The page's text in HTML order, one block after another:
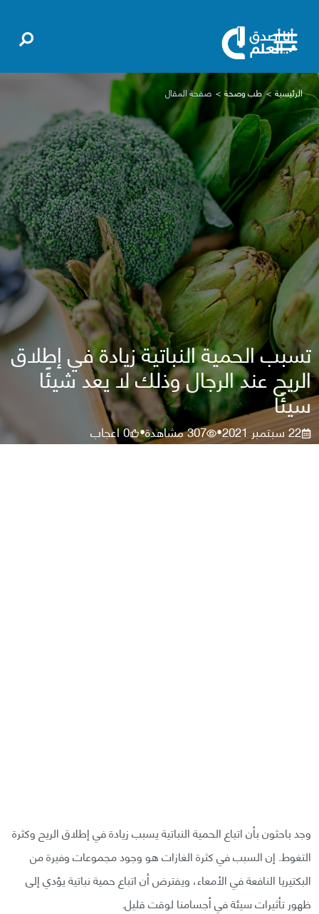
الرئيسية طب وصحة صفحة المقال
تسبب الحمية النباتية زيادة في إطلاق
الريح عند الرجال وذلك لا يعد شيئًا
سيئًا
22 سبتمبر 2021 •
307مشاهدة•
0اعجاب
وجد باحثون بأن اتباع الحمية النباتية يسبب زيادة في إطلاق الريح وكثرة
التغوط. إن السبب في كثرة الغازات هو وجود مجموعات وفيرة من
البكتيريا النافعة في الأمعاء، ويفترض أن اتباع حمية نباتية يؤدي إلى
ظهور تأثيرات سيئة في أجسامنا لوقت قليل.